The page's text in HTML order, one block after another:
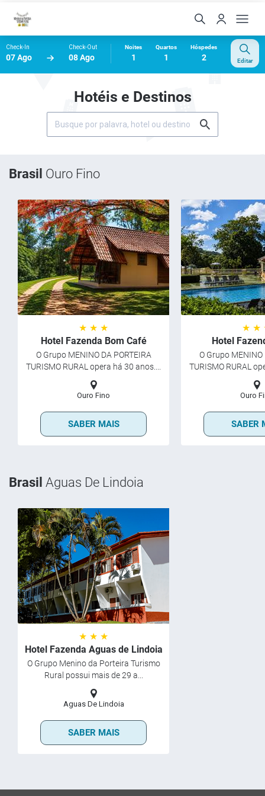
Check-In
07 Ago
Check-Out
08 Ago
Noites
1
Quartos
1
Hóspedes
2 Editar
Hotéis e Destinos
Brasil Ouro Fino
★ ★ ★
Hotel Fazenda Bom Café
O Grupo MENINO DA PORTEIRA
TURISMO RURAL opera há 30 anos....
Ouro Fino
SABER MAIS
★ ★
Hotel
O Grupo MENINO
TURISMO RURAL
Ouro
SABER
Brasil Aguas De Lindoia
★ ★ ★
Hotel Fazenda Aguas de Lindoia
O Grupo Menino da Porteira Turismo
Rural possui mais de 29 a...
Aguas De Lindoia
SABER MAIS